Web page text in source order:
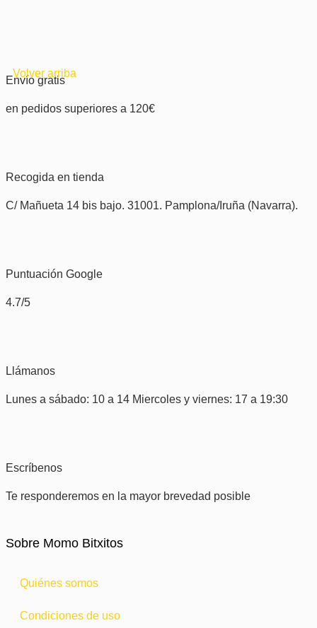
Volver arriba
Envío gratis
en pedidos superiores a 120€
Recogida en tienda
C/ Mañueta 14 bis bajo. 31001. Pamplona/Iruña (Navarra).
Puntuación Google
4.7/5
Llámanos
Lunes a sábado: 10 a 14 Miercoles y viernes: 17 a 19:30
Escríbenos
Te responderemos en la mayor brevedad posible
Sobre Momo Bitxitos
Quiénes somos
Condiciones de uso